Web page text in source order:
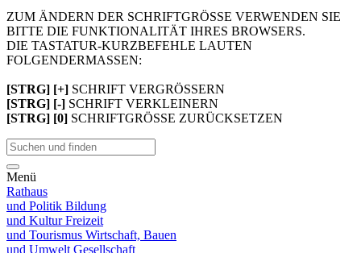
ZUM ÄNDERN DER SCHRIFTGRÖSSE VERWENDEN SIE
BITTE DIE FUNKTIONALITÄT IHRES BROWSERS.
DIE TASTATUR-KURZBEFEHLE LAUTEN
FOLGENDERMASSEN:
[STRG] [+] SCHRIFT VERGRÖSSERN
[STRG] [-] SCHRIFT VERKLEINERN
[STRG] [0] SCHRIFTGRÖSSE ZURÜCKSETZEN
Menü
Rathaus
und Politik Bildung
und KulturFreizeit
und Tourismus Wirtschaft, Bauen
und Umwelt Gesellschaft